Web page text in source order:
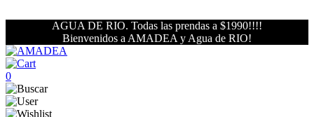
AGUA DE RIO. Todas las prendas a $1990!!!!
Bienvenidos a AMADEA y Agua de RIO!
0